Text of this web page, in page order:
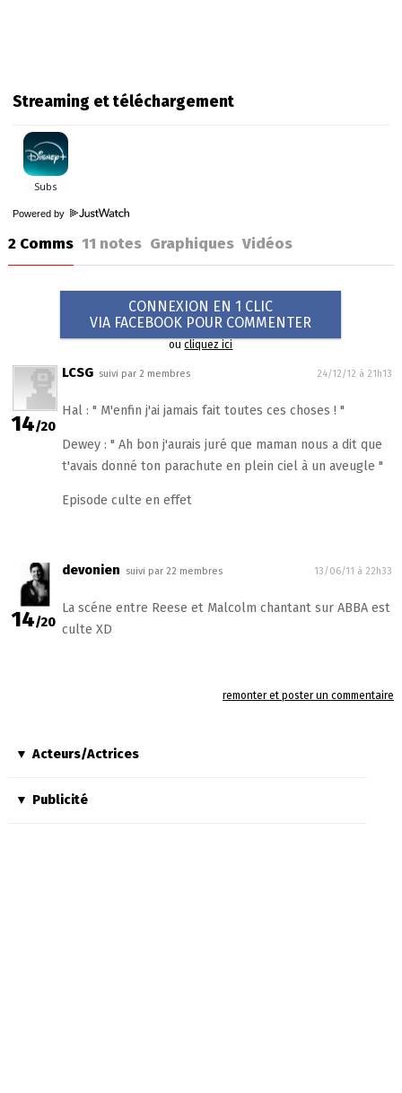
Streaming et téléchargement
Powered by
2 Comms 11 notes Graphiques Vidéos
CONNEXION EN 1 CLIC
VIA FACEBOOK POUR COMMENTER
oucliquez ici
14/20
LCSG suivi par 2 membres 24/12/12 à 21h13
Hal : " M'enfin j'ai jamais fait toutes ces choses ! "
Dewey : " Ah bon j'aurais juré que maman nous a dit que
t'avais donné ton parachute en plein ciel à un aveugle "
Episode culte en effet
14/20
devonien suivi par 22 membres 13/06/11 à 22h33
La scéne entre Reese et Malcolm chantant sur ABBA est
culte XD
remonter et poster un commentaire
Acteurs/Actrices
Publicité